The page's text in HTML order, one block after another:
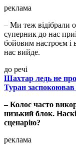
реклама
– Ми теж відібрали
суперник до нас
бойовим настроєм і
нас вийде.
до речі
Шахтар ледь не
Туран заспокоював
– Колос часто
низький блок.
сценарію?
реклама